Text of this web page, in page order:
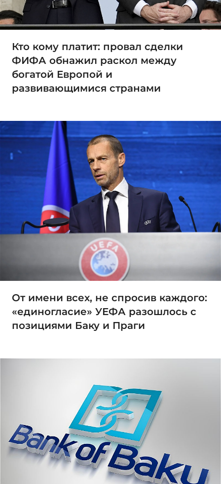
Кто кому платит: провал сделки
ФИФА обнажил раскол между
богатой Европой и
развивающимися странами
От имени всех, не спросив каждого:
«единогласие» УЕФА разошлось с
позициями Баку и Праги